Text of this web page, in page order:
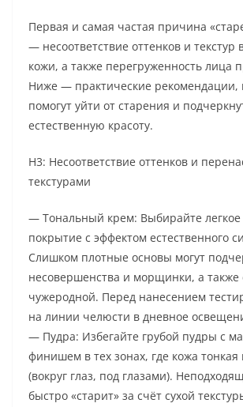
Первая и самая частая причина
— несоответствие оттенков и текстур
кожи, а также перегруженность лица
Ниже — практические рекомендации,
помогут уйти от старения и
естественную красоту.
H3: Несоответствие оттенков и
текстурами
— Тональный крем: Выбирайте легкое
покрытие с эффектом естественного
Слишком плотные основы могут
несовершенства и морщинки, а также
чужеродной. Перед нанесением
на линии челюсти в дневное
— Пудра: Избегайте грубой пудры с
финишем в тех зонах, где кожа тонкая
(вокруг глаз, под глазами).
быстро «старит» за счёт сухой